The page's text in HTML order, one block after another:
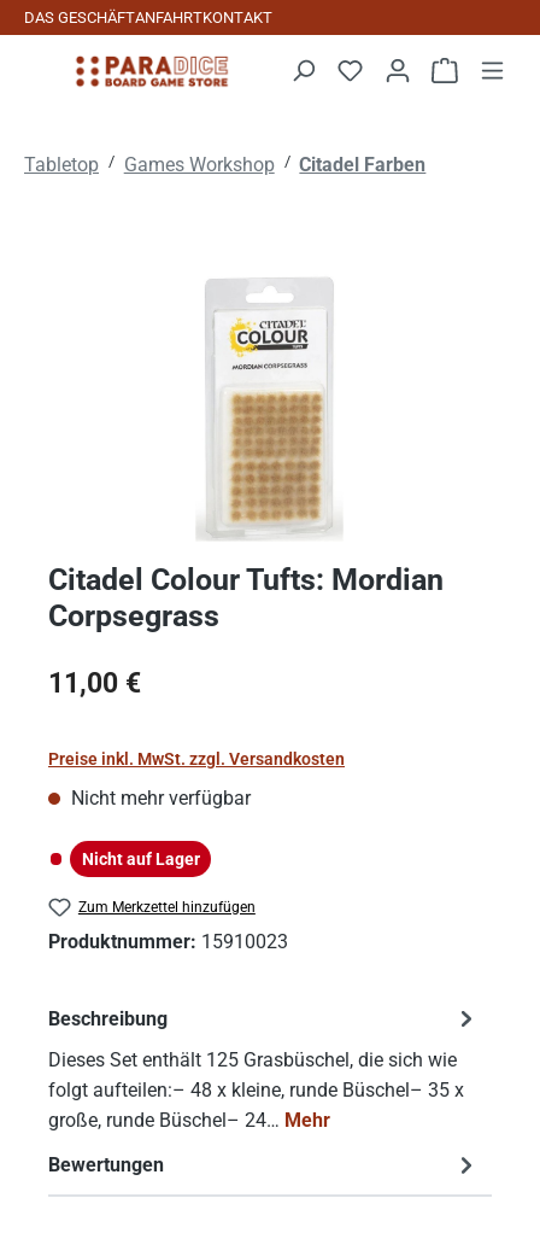
Zum Hauptinhalt springen
DAS GESCHÄFTANFAHRTKONTAKT
Tabletop / Games Workshop / Citadel Farben
Bildergalerie überspringen
Citadel Colour Tufts: Mordian
Corpsegrass
Regulärer Preis:
11,00 €
Preise inkl. MwSt. zzgl. Versandkosten
Nicht mehr verfügbar
Nicht auf Lager
Nicht auf Lager
Zum Merkzettel hinzufügen
Produktnummer: 15910023
Beschreibung
Dieses Set enthält 125 Grasbüschel, die sich wie
folgt aufteilen:– 48 x kleine, runde Büschel– 35 x
große, runde Büschel– 24… Mehr
Bewertungen